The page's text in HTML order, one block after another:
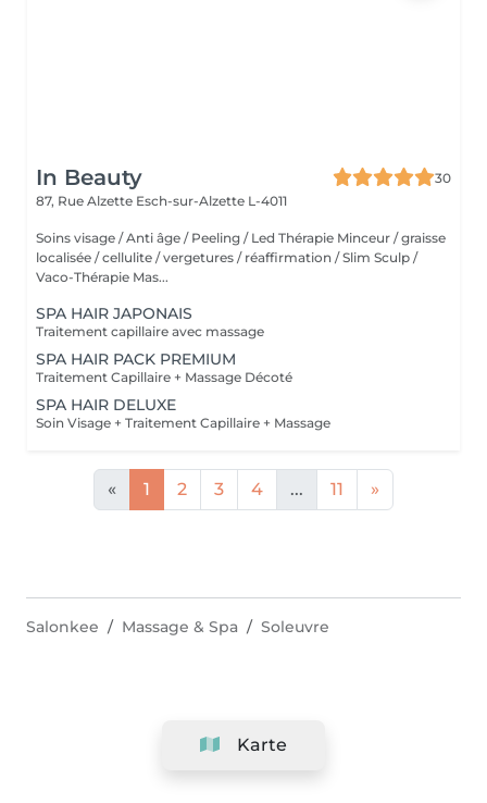
In Beauty
30
87, Rue Alzette Esch-sur-Alzette L-4011
Soins visage / Anti âge / Peeling / Led Thérapie Minceur / graisse
localisée / cellulite / vergetures / réaffirmation / Slim Sculp /
Vaco-Thérapie Mas...
SPA HAIR JAPONAIS
Traitement capillaire avec massage
SPA HAIR PACK PREMIUM
Traitement Capillaire + Massage Décoté
SPA HAIR DELUXE
Soin Visage + Traitement Capillaire + Massage
« 1 2 3 4 ... 11 »
Karte
Salonkee Massage & Spa Soleuvre